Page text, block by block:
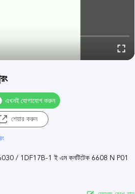
এখনই যোগাযোগ করুন
শেয়ার করুন
6030 / 1DF17B-1 ই এম কনটিটেক 6608 N P01